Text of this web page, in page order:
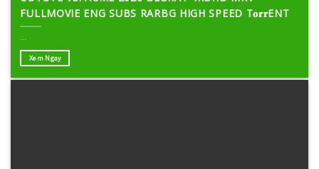
FULLMOVIE ENG SUBS RARBG HIGH SPEED T𝐨𝐫𝐫ENT
...
Xem Ngay